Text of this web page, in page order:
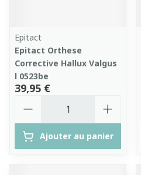
Epitact
Epitact Orthese
Corrective Hallux Valgus
l 0523be
39,95 €
Ajouter au panier